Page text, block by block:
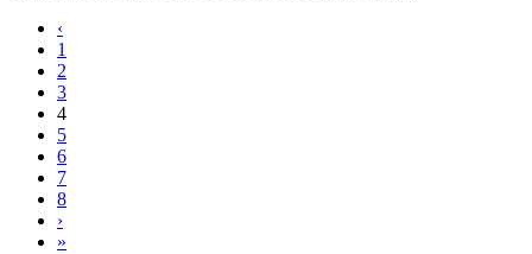
‹
1
2
3
4
5
6
7
8
›
»